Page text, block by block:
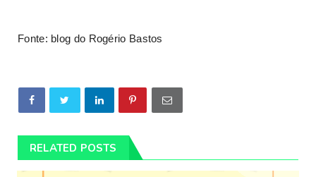
Fonte: blog do Rogério Bastos
RELATED POSTS